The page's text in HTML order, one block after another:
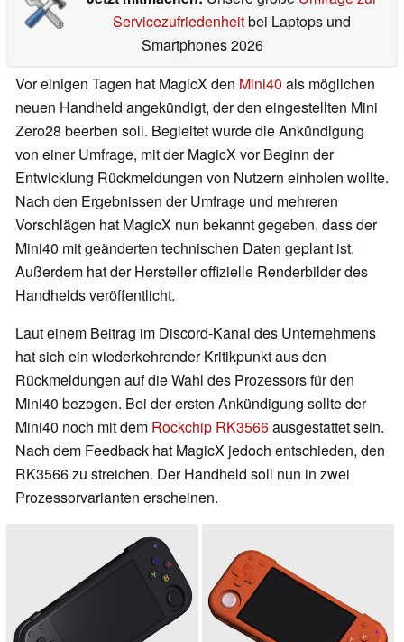
Servicezufriedenheitbei Laptops und
Smartphones 2026
Vor einigen Tagen hat MagicX den Mini40 als möglichen
neuen Handheld angekündigt, der den eingestellten Mini
Zero28 beerben soll. Begleitet wurde die Ankündigung
von einer Umfrage, mit der MagicX vor Beginn der
Entwicklung Rückmeldungen von Nutzern einholen wollte.
Nach den Ergebnissen der Umfrage und mehreren
Vorschlägen hat MagicX nun bekannt gegeben, dass der
Mini40 mit geänderten technischen Daten geplant ist.
Außerdem hat der Hersteller offizielle Renderbilder des
Handhelds veröffentlicht.
Laut einem Beitrag im Discord-Kanal des Unternehmens
hat sich ein wiederkehrender Kritikpunkt aus den
Rückmeldungen auf die Wahl des Prozessors für den
Mini40 bezogen. Bei der ersten Ankündigung sollte der
Mini40 noch mit dem Rockchip RK3566ausgestattet sein.
Nach dem Feedback hat MagicX jedoch entschieden, den
RK3566 zu streichen. Der Handheld soll nun in zwei
Prozessorvarianten erscheinen.